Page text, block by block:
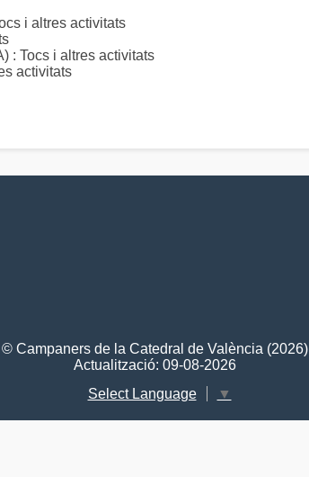
i altres activitats
: Tocs i altres activitats
activitats
© Campaners de la Catedral de València (2026)
Actualització: 09-08-2026
Select Language
▼